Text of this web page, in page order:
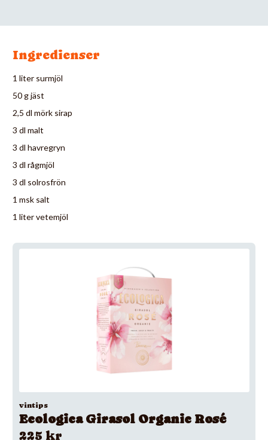
Ingredienser
1 liter surmjöl
50 g jäst
2,5 dl mörk sirap
3 dl malt
3 dl havregryn
3 dl rågmjöl
3 dl solrosfrön
1 msk salt
1 liter vetemjöl
vintips
Ecologica Girasol Organic Rosé
225 kr